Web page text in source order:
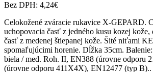
Bez DPH: 4,24€
Celokožené zváracie rukavice X-GEPARD.
uchopovacia časť z jedného kusu kozej kože,
časť z medenej štiepanej kože. Šité niťami
spomaľujúcimi horenie. Dĺžka 35cm.
biela / med. Roh. II, EN388 (úrovne odporu
(úrovne odporu 411X4X), EN12477 (typ B)..